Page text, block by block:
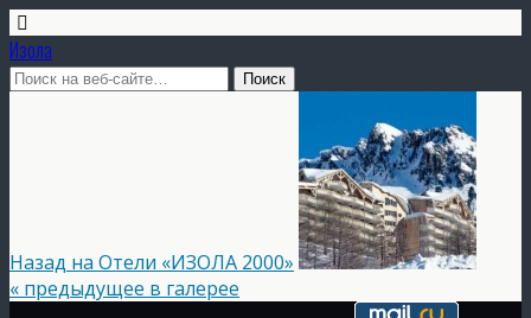
Изола
Назад на Отели «ИЗОЛА 2000»
« предыдущее в галерее